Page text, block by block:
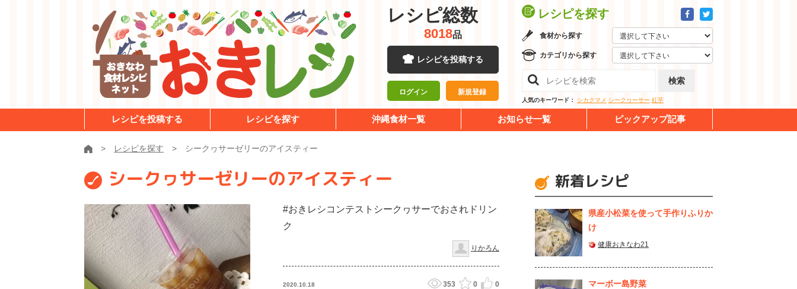
レシピ総数
8018品
レシピを投稿する
ログイン 新規登録
レシピを探す
食材から探す
カテゴリから探す
検索
人気のキーワード： シカクマメ シークヮーサー 紅芋
レシピを投稿する レシピを探す 沖縄食材一覧 お知らせ一覧 ピックアップ記事
レシピを探す シークヮサーゼリーのアイスティー
シークヮサーゼリーのアイスティー
#おきレシコンテストシークヮサーでおされドリン
ク
りかろん
2020.10.18 353 0 0
新着レシピ
県産⼩松菜を使って⼿作りふりか
け
健康おきなわ21
マーボー島野菜